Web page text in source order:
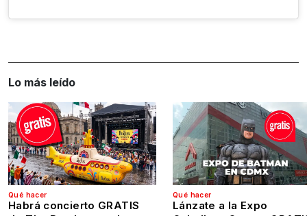
Lo más leído
Qué hacer
Habrá concierto GRATIS
Qué hacer
Lánzate a la Expo